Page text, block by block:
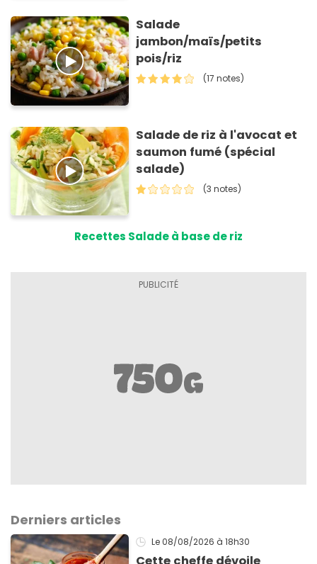
Salade
jambon/maïs/petits
pois/riz
(17 notes)
Salade de riz à l'avocat et
saumon fumé (spécial
salade)
(3 notes)
Recettes Salade à base de riz
Derniers articles
Le 08/08/2026 à 18h30